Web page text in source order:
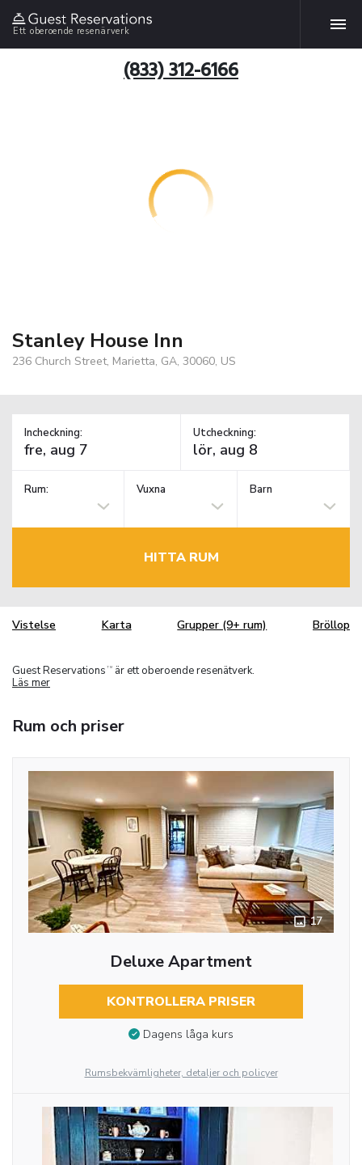
Ett oberoende resenärverk
(833) 312-6166
Stanley House Inn
236 Church Street, Marietta, GA, 30060, US
Incheckning: Utcheckning:
Rum: Vuxna Barn
HITTA RUM
Vistelse Karta Grupper (9+ rum) Bröllop
Guest Reservations TM
är ett oberoende resenätverk.
Läs mer
Rum och priser
17
Deluxe Apartment
KONTROLLERA PRISER
Dagens låga kurs
Rumsbekvämligheter, detaljer och policyer